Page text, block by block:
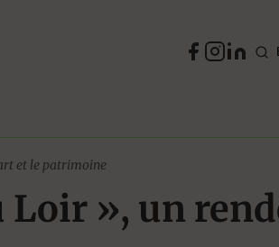
et le patrimoine
Loir », un